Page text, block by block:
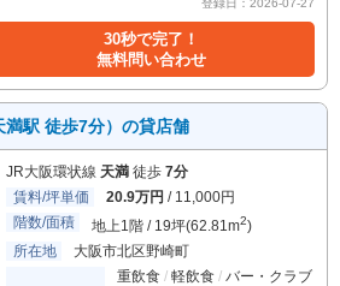
登録日：2026-07-27
30秒で完了！
無料問い合わせ
駅 徒歩7分）の貸店舗
JR大阪環状線 天満 徒歩 7分
賃料/坪単価
20.9万円 / 11,000円
階数/面積
地上1階 / 19坪(62.81m2)
所在地
大阪市北区野崎町
重飲食 軽飲食
バー・クラブ